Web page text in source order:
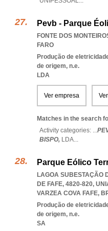
Pevb - Parque
FONTE DOS
FARO
Produção de
de origem, n.e.
LDA
Ver empresa
Matches in the search
Activity categories: ...
BISPO, LDA...
Parque Eólico
LAGOA SUBESTAÇÃO
DE FAFE, 4820-820,
VARZEA COVA FAFE,
Produção de
de origem, n.e.
SA